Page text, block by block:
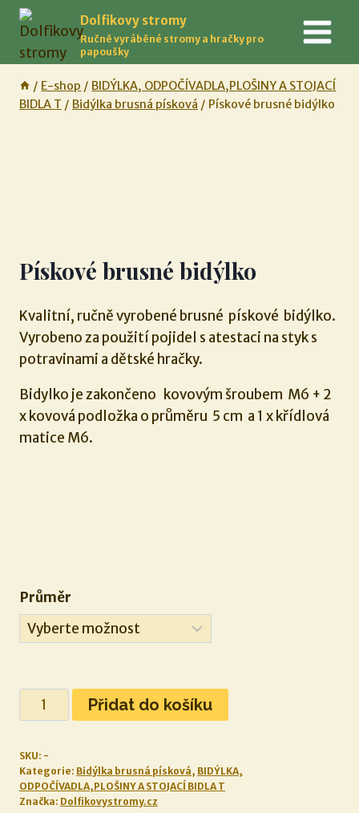
Přeskočit
obsah
Dolfikovy stromy
Ručně vyráběné stromy a hračky pro
papoušky
/ E-shop / BIDÝLKA, ODPOČÍVADLA,PLOŠINY A STOJACÍ
BIDLA T / Bidýlka brusná písková / Pískové brusné bidýlko
Pískové brusné bidýlko
Kvalitní, ručně vyrobené brusné pískové bidýlko.
Vyrobeno za použití pojidel s atestaci na styk s
potravinami a dětské hračky.
Bidylko je zakončeno kovovým šroubem M6 + 2
x kovová podložka o průměru 5 cm a 1 x křídlová
matice M6.
Průměr
Pískové
brusné
množství
Přidat do košíku
SKU: -
Kategorie: Bidýlka brusná písková, BIDÝLKA,
ODPOČÍVADLA,PLOŠINY A STOJACÍ BIDLA T
Značka: Dolfikovystromy.cz